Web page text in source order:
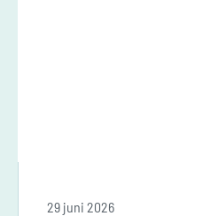
29 juni 2026